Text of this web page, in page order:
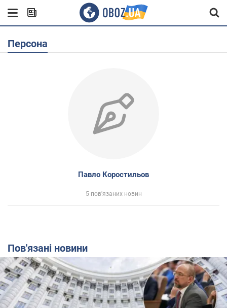
Персона
Павло Коростильов
5 пов'язаних новин
Пов'язані новини